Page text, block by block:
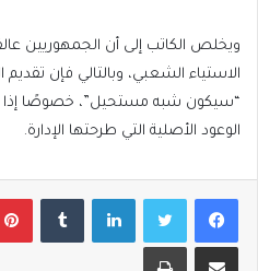
ويخلص الكاتب إلى أن الجمهوريين
الاستياء الشعبي، وبالتالي فإن تقديم
“سيكون شبه مستحيل”، خصوصًا إذا
الوعود الأصلية التي طرحتها الإدارة.
فيسبوكتويتر لينكدإن
مشاركة عبر البريد طباعة